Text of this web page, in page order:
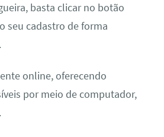
basta clicar no botão
seu cadastro de forma
online, oferecendo
por meio de computador,